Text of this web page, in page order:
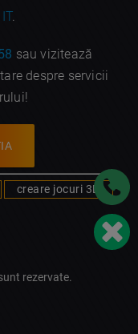
.
sau vizitează
despre servicii
creare jocuri 3D
rezervate.